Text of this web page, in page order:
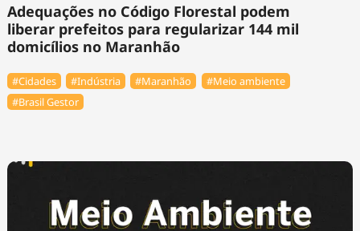
Adequações no Código Florestal podem
liberar prefeitos para regularizar 144 mil
domicílios no Maranhão
#Cidades #Indústria #Maranhão
#Meio ambiente
#Brasil Gestor